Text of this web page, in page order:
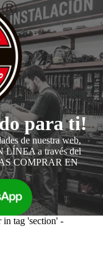
para ti!
de nuestra web,
LÍNEA a través del
COMPRAR EN
tag 'section' -